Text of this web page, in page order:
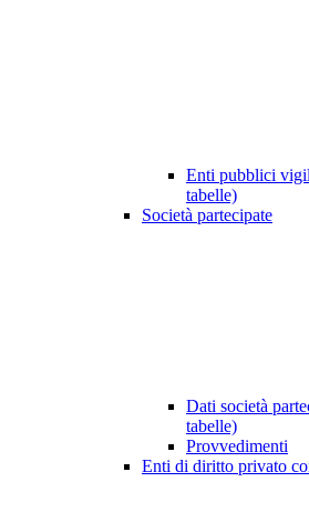
Enti pubblici
tabelle)
Società partecipate
Dati società
tabelle)
Provvedimenti
Enti di diritto privato